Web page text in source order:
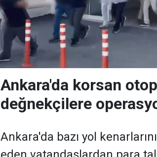
Ankara'da korsan
değnekçilere
Ankara'da bazı yol